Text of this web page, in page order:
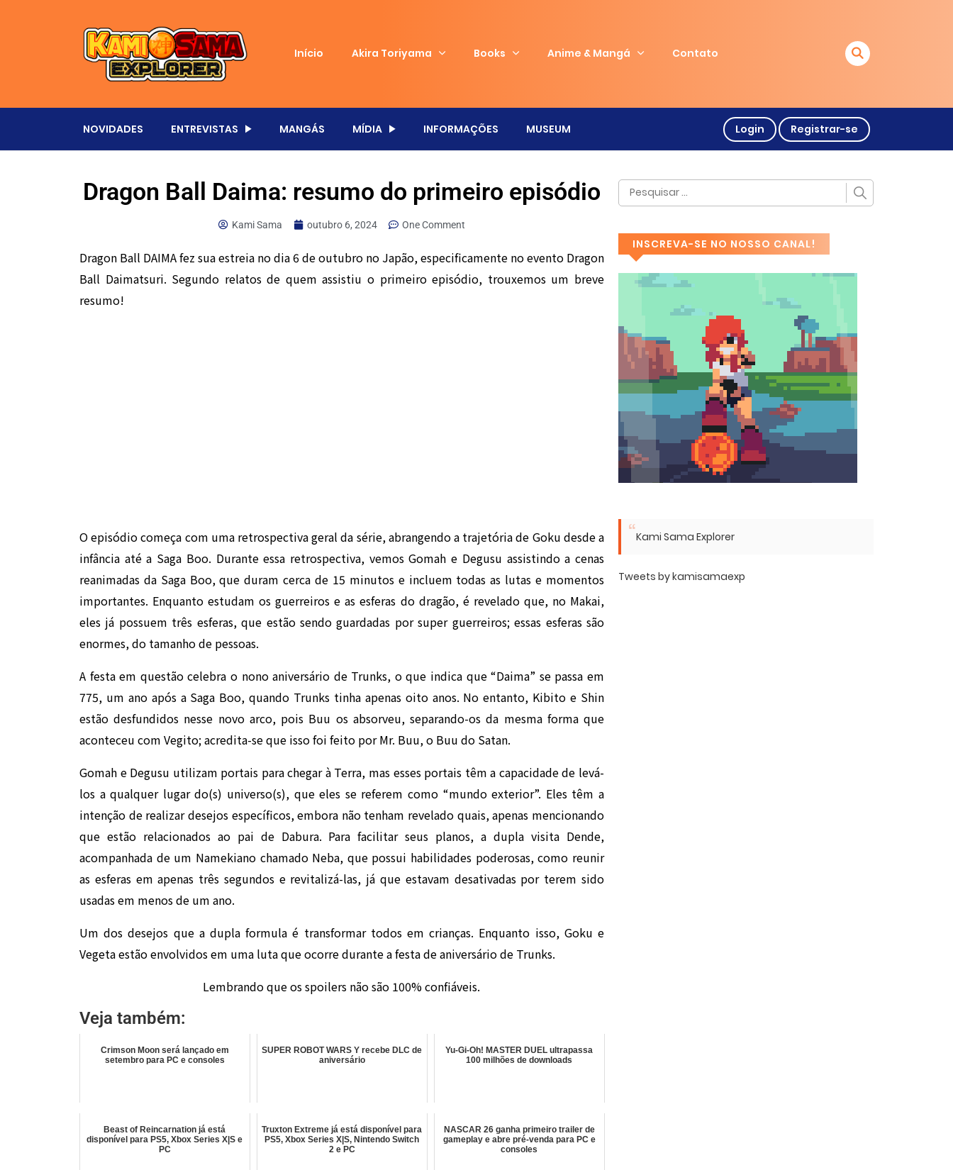
Início Akira Toriyama Books Anime & Mangá Contato
NOVIDADES ENTREVISTAS MANGÁS MÍDIA INFORMAÇÕES MUSEUM Login Registrar-se
Dragon Ball Daima: resumo do primeiro episódio
Kami Sama outubro 6, 2024 One Comment
Dragon Ball DAIMA fez sua estreia no dia 6 de outubro no Japão, especificamente no evento Dragon
Ball Daimatsuri. Segundo relatos de quem assistiu o primeiro episódio, trouxemos um breve
resumo!
O episódio começa com uma retrospectiva geral da série, abrangendo a trajetória de Goku desde a
infância até a Saga Boo. Durante essa retrospectiva, vemos Gomah e Degusu assistindo a cenas
reanimadas da Saga Boo, que duram cerca de 15 minutos e incluem todas as lutas e momentos
importantes. Enquanto estudam os guerreiros e as esferas do dragão, é revelado que, no Makai,
eles já possuem três esferas, que estão sendo guardadas por super guerreiros; essas esferas são
enormes, do tamanho de pessoas.
A festa em questão celebra o nono aniversário de Trunks, o que indica que “Daima” se passa em
775, um ano após a Saga Boo, quando Trunks tinha apenas oito anos. No entanto, Kibito e Shin
estão desfundidos nesse novo arco, pois Buu os absorveu, separando-os da mesma forma que
aconteceu com Vegito; acredita-se que isso foi feito por Mr. Buu, o Buu do Satan.
Gomah e Degusu utilizam portais para chegar à Terra, mas esses portais têm a capacidade de levá-
los a qualquer lugar do(s) universo(s), que eles se referem como “mundo exterior”. Eles têm a
intenção de realizar desejos específicos, embora não tenham revelado quais, apenas mencionando
que estão relacionados ao pai de Dabura. Para facilitar seus planos, a dupla visita Dende,
acompanhada de um Namekiano chamado Neba, que possui habilidades poderosas, como reunir
as esferas em apenas três segundos e revitalizá-las, já que estavam desativadas por terem sido
usadas em menos de um ano.
Um dos desejos que a dupla formula é transformar todos em crianças. Enquanto isso, Goku e
Vegeta estão envolvidos em uma luta que ocorre durante a festa de aniversário de Trunks.
Lembrando que os spoilers não são 100% confiáveis.
Veja também:
Crimson Moon será lançado em
setembro para PC e consoles
SUPER ROBOT WARS Y recebe DLC de
aniversário
Yu-Gi-Oh! MASTER DUEL ultrapassa
100 milhões de downloads
Beast of Reincarnation já está
disponível para PS5, Xbox Series X|S e
PC
Truxton Extreme já está disponível para
PS5, Xbox Series X|S, Nintendo Switch
2 e PC
NASCAR 26 ganha primeiro trailer de
gameplay e abre pré-venda para PC e
consoles
INSCREVA-SE NO NOSSO CANAL!
Kami Sama Explorer
Tweets by kamisamaexp